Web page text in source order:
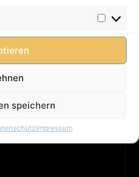
speichern
Impressum
Erfahren